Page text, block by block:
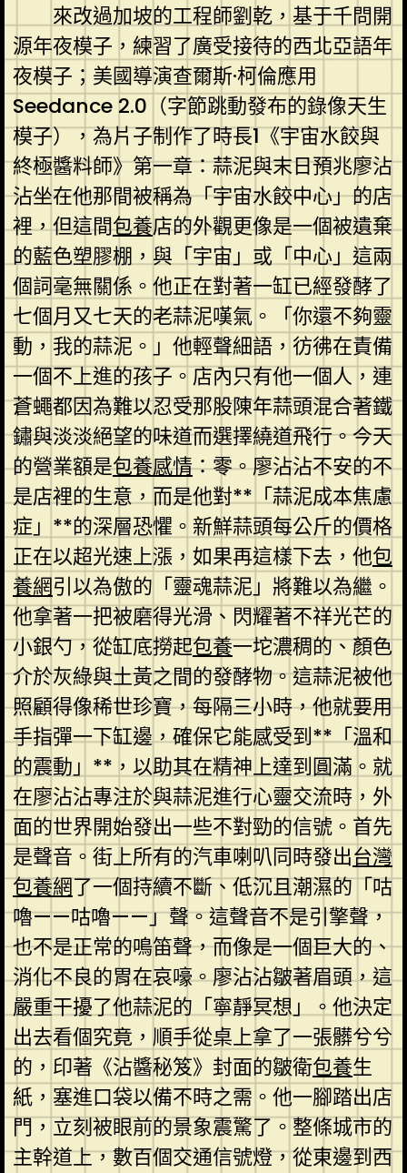
來改過加坡的工程師劉乾，基于千問開
源年夜模子，練習了廣受接待的西北亞語年
夜模子；美國導演查爾斯·柯倫應用
Seedance 2.0（字節跳動發布的錄像天生
模子），為片子制作了時長1《宇宙水餃與
終極醬料師》第一章：蒜泥與末日預兆廖沾
沾坐在他那間被稱為「宇宙水餃中心」的店
裡，但這間包養店的外觀更像是一個被遺棄
的藍色塑膠棚，與「宇宙」或「中心」這兩
個詞毫無關係。他正在對著一缸已經發酵了
七個月又七天的老蒜泥嘆氣。「你還不夠靈
動，我的蒜泥。」他輕聲細語，彷彿在責備
一個不上進的孩子。店內只有他一個人，連
蒼蠅都因為難以忍受那股陳年蒜頭混合著鐵
鏽與淡淡絕望的味道而選擇繞道飛行。今天
的營業額是包養感情：零。廖沾沾不安的不
是店裡的生意，而是他對**「蒜泥成本焦慮
症」**的深層恐懼。新鮮蒜頭每公斤的價格
正在以超光速上漲，如果再這樣下去，他包
養網引以為傲的「靈魂蒜泥」將難以為繼。
他拿著一把被磨得光滑、閃耀著不祥光芒的
小銀勺，從缸底撈起包養一坨濃稠的、顏色
介於灰綠與土黃之間的發酵物。這蒜泥被他
照顧得像稀世珍寶，每隔三小時，他就要用
手指彈一下缸邊，確保它能感受到**「溫和
的震動」**，以助其在精神上達到圓滿。就
在廖沾沾專注於與蒜泥進行心靈交流時，外
面的世界開始發出一些不對勁的信號。首先
是聲音。街上所有的汽車喇叭同時發出台灣
包養網了一個持續不斷、低沉且潮濕的「咕
嚕——咕嚕——」聲。這聲音不是引擎聲，
也不是正常的鳴笛聲，而像是一個巨大的、
消化不良的胃在哀嚎。廖沾沾皺著眉頭，這
嚴重干擾了他蒜泥的「寧靜冥想」。他決定
出去看個究竟，順手從桌上拿了一張髒兮兮
的，印著《沾醬秘笈》封面的皺衛包養生
紙，塞進口袋以備不時之需。他一腳踏出店
門，立刻被眼前的景象震驚了。整條城市的
主幹道上，數百個交通信號燈，從東邊到西